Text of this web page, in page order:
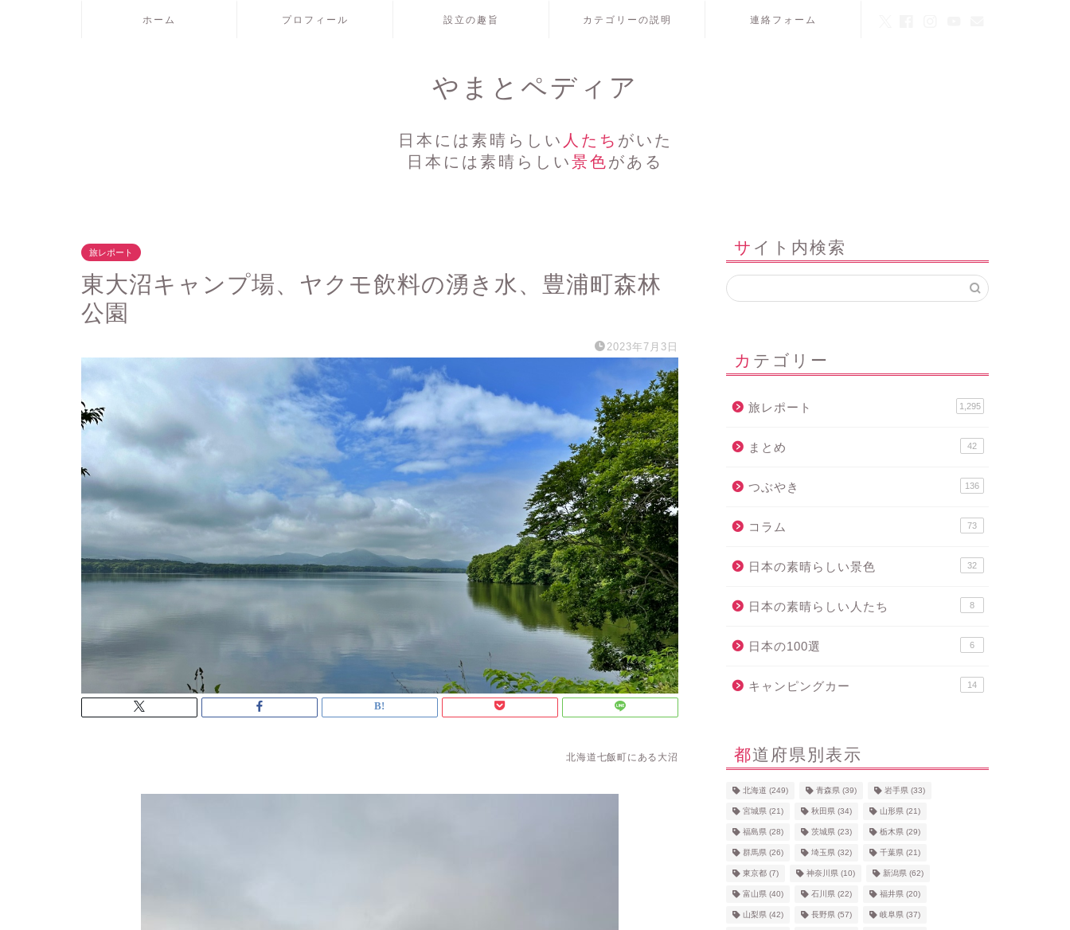
ホーム プロフィール 設立の趣旨 カテゴリーの説明 連絡フォーム
やまとペディア
日本には素晴らしい 人たち がいた
日本には素晴らしい景色がある
旅レポート
東大沼キャンプ場、ヤクモ飲料の湧き水、豊浦町森林
公園
2023年7月3日
北海道七飯町にある大沼
サイト内検索
カテゴリー
旅レポート 1,295
まとめ 42
つぶやき 136
コラム 73
日本の素晴らしい景色 32
日本の素晴らしい人たち 8
日本の100選 6
キャンピングカー 14
都道府県別表示
北海道 (249) 青森県(39) 岩手県(33)
宮城県(21) 秋田県(34) 山形県(21)
福島県(28) 茨城県(23) 栃木県(29)
群馬県(26) 埼玉県(32) 千葉県(21)
東京都(7) 神奈川県(10) 新潟県(62)
富山県(40) 石川県(22) 福井県(20)
山梨県(42) 長野県(57) 岐阜県(37)